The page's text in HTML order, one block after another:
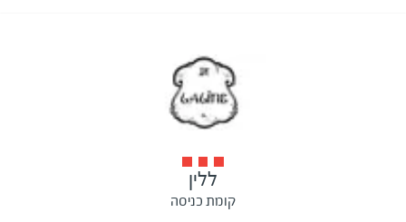
ללין
קומת כניסה